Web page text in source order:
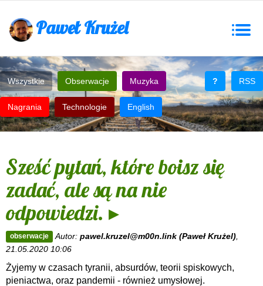
Paweł Krużel
RSS
?
Wszystkie Obserwacje Muzyka
Nagrania Technologie English
Sześć pytań, które boisz się
zadać, ale są na nie
odpowiedzi. ▸
obserwacje Autor:pawel.kruzel@m00n.link (Paweł Krużel)
21.05.2020 10:06
Żyjemy w czasach tyranii, absurdów, teorii spiskowych,
pieniactwa, oraz pandemii - również umysłowej.